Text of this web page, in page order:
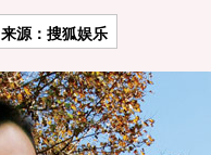
来源： 搜狐娱乐